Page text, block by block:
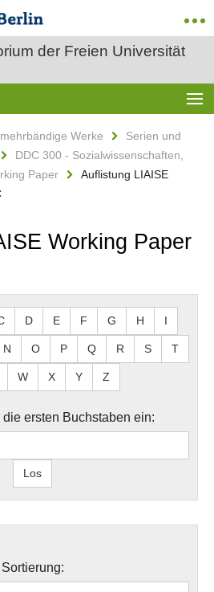
der Freien Universität
Werke
Serien und
DDC 300 - Sozialwissenschaften,
Paper
Auflistung LIAISE
Working Paper
D E F G H I
N O P Q R S T
W X Y Z
ersten Buchstaben ein:
Sortierung: